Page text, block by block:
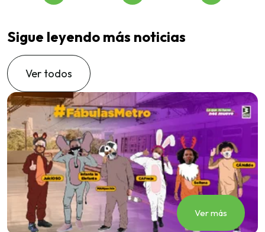
Sigue leyendo más noticias
Ver todos
Ver más